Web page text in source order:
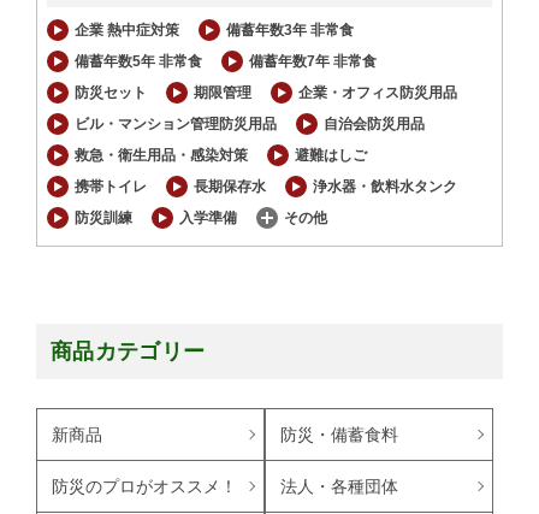
企業 熱中症対策
備蓄年数3年 非常食
備蓄年数5年 非常食
備蓄年数7年 非常食
防災セット
期限管理
企業・オフィス防災用品
ビル・マンション管理防災用品
自治会防災用品
救急・衛生用品・感染対策
避難はしご
携帯トイレ
長期保存水
浄水器・飲料水タンク
防災訓練
入学準備 その他
商品カテゴリー
新商品 防災・備蓄食料
防災のプロがオススメ！ 法人・各種団体